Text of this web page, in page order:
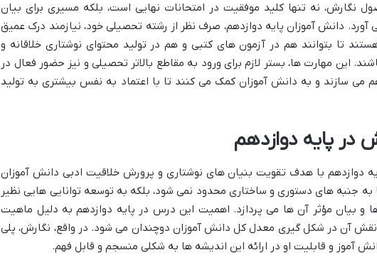
نگارش، نه تنها کلید موفقیت در امتحانات نهایی است، بلکه مسیری برای بیان
آورد. دانش آموزان پایه دوازدهم، صرف نظر از رشته تحصیلی خود، نیازمند درک عمیق
تا بتوانند هم در آزمون های کتبی و هم در تولید محتوای نوشتاری خلاقانه و
این مهارت ها، بستر لازم برای ورود به مقاطع بالاتر تحصیلی و نیز حضور فعال در
می سازند و به دانش آموزان کمک می کنند تا با اعتماد به نفس بیشتری به تولید
در پایه دوازدهم
دوازدهم با هدف تقویت بنیان های نوشتاری و پرورش خلاقیت ادبی دانش آموزان
جنبه های دستوری و ساختاری محدود نمی شود، بلکه به توسعه توانایی هایی نظیر
ها و بیان مؤثر آن ها می پردازد. اهمیت این درس در پایه دوازدهم به دلیل ماهیت
آن در شکل گیری معدل کل دانش آموزان دوچندان می شود. در واقع، نگارش، پلی
آموز و قابلیت او در ارائه این اندیشه ها به شکلی منسجم و قابل فهم.